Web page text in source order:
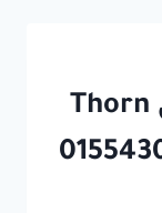
صيانة نظام انذار حريق Thorn